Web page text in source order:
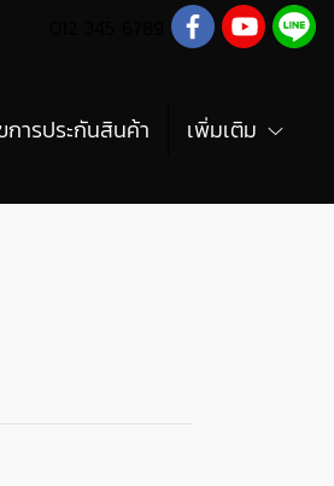
การประกันสินค้า เพิ่มเติม